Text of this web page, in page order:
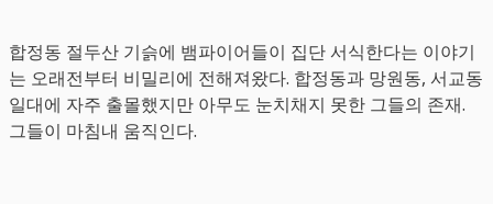
합정동 절두산 기슭에 뱀파이어들이 집단 서식한다는 이야기
는 오래전부터 비밀리에 전해져왔다. 합정동과 망원동, 서교동
일대에 자주 출몰했지만 아무도 눈치채지 못한 그들의 존재.
그들이 마침내 움직인다.